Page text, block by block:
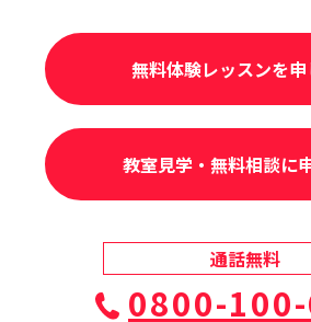
無料体験レッスンを
教室見学・無料相談に
通話無料
0800-